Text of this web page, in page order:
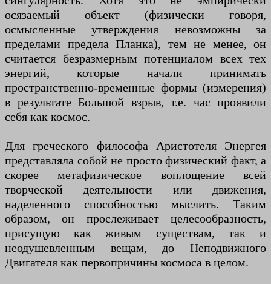
осязаемый объект (физически говоря,
осмысленные утверждения невозможны за
пределами предела Планка), тем не менее, он
считается безразмерным потенциалом всех тех
энергий, которые начали принимать
пространственно-временные формы (измерения)
в результате Большой взрыв, т.е. час проявили
себя как космос.
Для греческого философа Аристотеля Энергея
представляла собой не просто физический факт, а
скорее метафизическое воплощение всей
творческой деятельности или движения,
наделенного способностью мыслить. Таким
образом, он прослеживает целесообразность,
присущую как живым существам, так и
неодушевленным вещам, до Неподвижного
Двигателя как первопричины космоса в целом.